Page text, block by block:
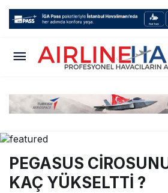
PEGASUS
KAÇ YÜKSELTTİ ?